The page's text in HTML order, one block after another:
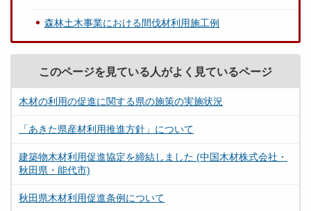
森林土木事業における間伐材利用施工例
このページを見ている人がよく見ているページ
木材の利用の促進に関する県の施策の実施状況
「あきた県産材利用推進方針」について
建築物木材利用促進協定を締結しました (中国木材株式会社・
秋田県・能代市)
秋田県木材利用促進条例について